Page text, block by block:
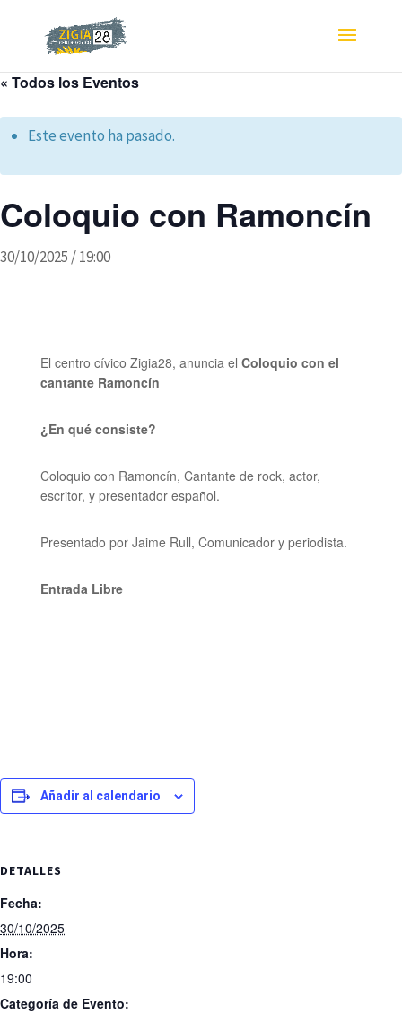
« Todos los Eventos
Este evento ha pasado.
Coloquio con Ramoncín
30/10/2025 / 19:00
El centro cívico Zigia28, anuncia el Coloquio con el
cantante Ramoncín
¿En qué consiste?
Coloquio con Ramoncín, Cantante de rock, actor,
escritor, y presentador español.
Presentado por Jaime Rull, Comunicador y periodista.
Entrada Libre
Añadir al calendario
DETALLES
Fecha:
30/10/2025
Hora:
19:00
Categoría de Evento: